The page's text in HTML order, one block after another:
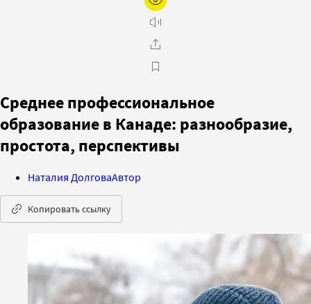
Cреднее профессиональное
образование в Канаде: разнообразие,
простота, перспективы
Наталия ДолговаАвтор
Копировать ссылку